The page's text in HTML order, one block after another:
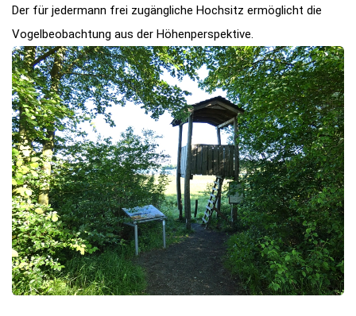
Der für jedermann frei zugängliche Hochsitz ermöglicht die
Vogelbeobachtung aus der Höhenperspektive.